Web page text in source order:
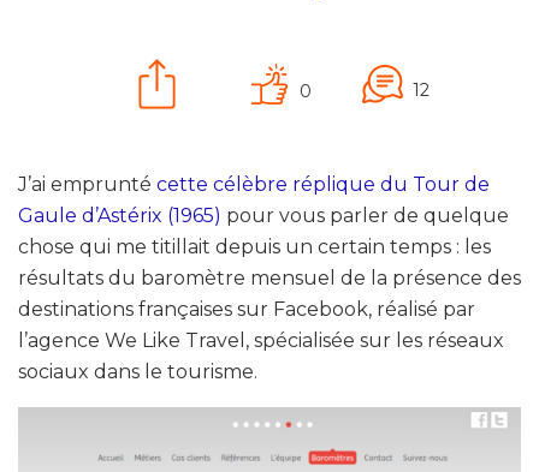
0 12
J’ai emprunté cette célèbre réplique du Tour de
Gaule d’Astérix (1965) pour vous parler de quelque
chose qui me titillait depuis un certain temps : les
résultats du baromètre mensuel de la présence des
destinations françaises sur Facebook, réalisé par
l’agence We Like Travel, spécialisée sur les réseaux
sociaux dans le tourisme.